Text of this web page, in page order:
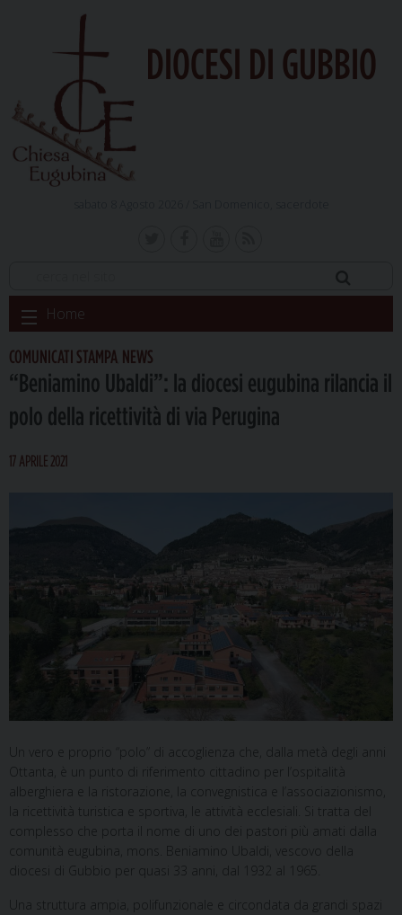
DIOCESI DI GUBBIO
Skip
to
content
Home
COMUNICATI STAMPA NEWS
“Beniamino Ubaldi”: la diocesi eugubina rilancia il
polo della ricettività di via Perugina
17 APRILE 2021
Un vero e proprio “polo” di accoglienza che, dalla metà degli anni
Ottanta, è un punto di riferimento cittadino per l’ospitalità
alberghiera e la ristorazione, la convegnistica e l’associazionismo,
la ricettività turistica e sportiva, le attività ecclesiali. Si tratta del
complesso che porta il nome di uno dei pastori più amati dalla
comunità eugubina, mons. Beniamino Ubaldi, vescovo della
diocesi di Gubbio per quasi 33 anni, dal 1932 al 1965.
Una struttura ampia, polifunzionale e circondata da grandi spazi